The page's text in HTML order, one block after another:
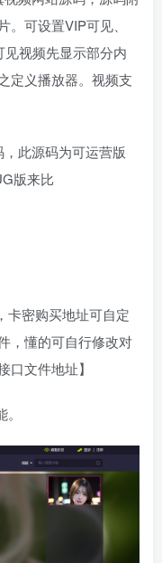
可设置VIP可见、
视频先显示部分内
定义播放器。视频支
此源码为可运营版
版来比
卡密购买地址可自定
，懂的可自行修改对
文件地址】